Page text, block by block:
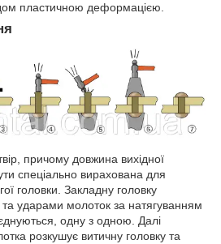
пластичною деформацією.
причому довжина вихідної
спеціально вирахована для
головки. Закладну головку
ударами молоток за натягуванням
одну з одною. Далі
розкушує витичну головку та